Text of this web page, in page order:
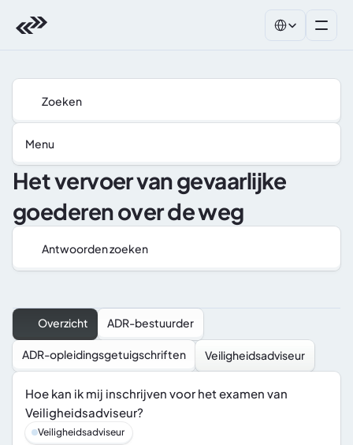
Menu
Zoeken
Het vervoer van gevaarlijke
goederen over de weg
Antwoorden zoeken
Overzicht ADR-bestuurder
ADR-opleidingsgetuigschriften Veiligheidsadviseur
Hoe kan ik mij inschrijven voor het examen van
Veiligheidsadviseur?
Veiligheidsadviseur